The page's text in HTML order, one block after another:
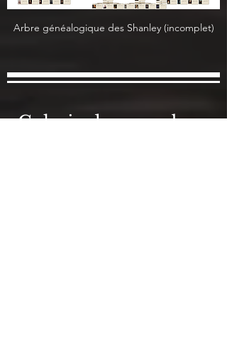
Arbre généalogique des Shanley (incomplet)
Galerie des membres